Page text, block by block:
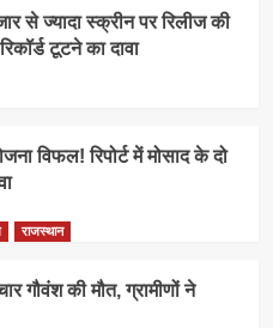
से ज्यादा स्क्रीन पर रिलीज की
टूटने का दावा
विफल! रिपोर्ट में मोसाद के दो
राजस्थान
गौवंश की मौत, ग्रामीणों ने